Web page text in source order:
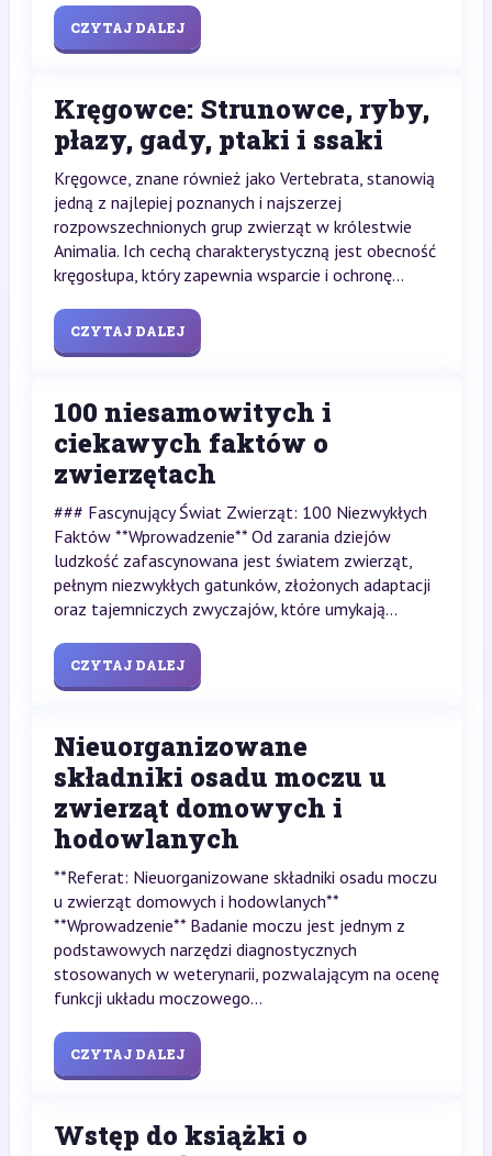
CZYTAJ DALEJ
Kręgowce: Strunowce, ryby,
płazy, gady, ptaki i ssaki
Kręgowce, znane również jako Vertebrata, stanowią
jedną z najlepiej poznanych i najszerzej
rozpowszechnionych grup zwierząt w królestwie
Animalia. Ich cechą charakterystyczną jest obecność
kręgosłupa, który zapewnia wsparcie i ochronę...
CZYTAJ DALEJ
100 niesamowitych i
ciekawych faktów o
zwierzętach
### Fascynujący Świat Zwierząt: 100 Niezwykłych
Faktów **Wprowadzenie** Od zarania dziejów
ludzkość zafascynowana jest światem zwierząt,
pełnym niezwykłych gatunków, złożonych adaptacji
oraz tajemniczych zwyczajów, które umykają...
CZYTAJ DALEJ
Nieuorganizowane
składniki osadu moczu u
zwierząt domowych i
hodowlanych
**Referat: Nieuorganizowane składniki osadu moczu
u zwierząt domowych i hodowlanych**
**Wprowadzenie** Badanie moczu jest jednym z
podstawowych narzędzi diagnostycznych
stosowanych w weterynarii, pozwalającym na ocenę
funkcji układu moczowego...
CZYTAJ DALEJ
Wstęp do książki o